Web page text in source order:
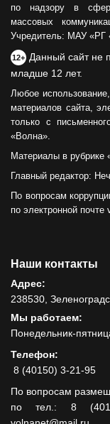
по надзору в
массовых
Учредитель: МАУ «РГ
12+ Данный сайт не
младше 12 лет.
Любое
материалов сайта,
только с
«Волна».
Материалы в рубрике
Главный редактор:
По вопросам
по электронной почте
Наши контакты
Адрес:
238530,
Мы работаем:
Понедельник-
Телефон:
8 (40150) 3-21-95
По вопросам
по тел.: 8